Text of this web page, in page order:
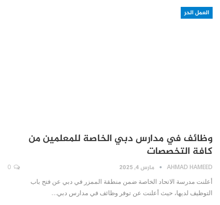
العمل الحر
وظائف في مدارس دبي الخاصة للمعلمين من
كافة التخصصات
AHMAD HAMEED مارس 4, 2025
أعلنت مدرسة الاتحاد الخاصة ضمن منطقة الممزر في دبي عن فتح باب
التوظيف لديها، حيث أعلنت عن توفر وظائف في مدارس دبي…